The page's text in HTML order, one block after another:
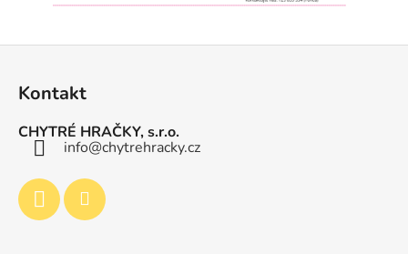
p
Kontakt
CHYTRÉ HRAČKY, s.r.o.
info@chytrehracky.cz